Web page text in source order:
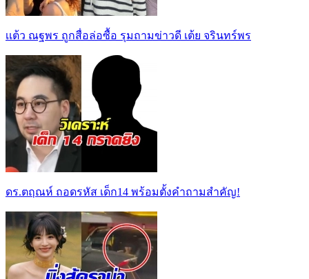
เเต้ว ณฐพร ถูกสื่อล่อซื้อ รุมถามข่าวดี เต้ย จรินทร์พร
ดร.ตฤณห์ ถอดรหัส เด็ก14 พร้อมตั้งคำถามสำคัญ!